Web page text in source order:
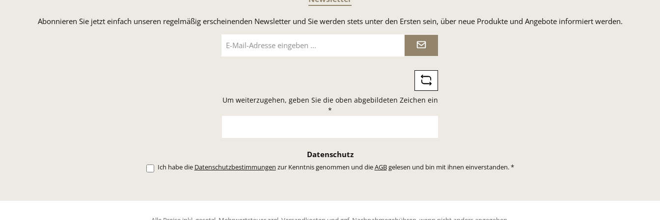
Abonnieren Sie jetzt einfach unseren regelmäßig erscheinenden Newsletter und Sie werden stets unter den Ersten sein, über neue Produkte und Angebote informiert werden.
Mail-
Um weiterzugehen, geben Sie die oben abgebildeten Zeichen ein
*
Datenschutz
Ich habe die Datenschutzbestimmungen zur Kenntnis genommen und dieAGBgelesen und bin mit ihnen einverstanden.*